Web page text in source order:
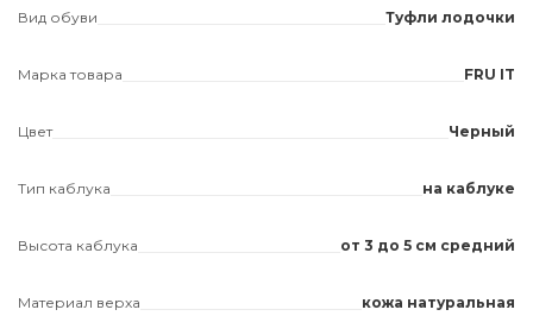
Вид обуви Туфли лодочки
Марка товара FRU IT
Цвет Черный
Тип каблука на каблуке
Высота каблука от 3 до 5 см средний
Материал верха кожа натуральная